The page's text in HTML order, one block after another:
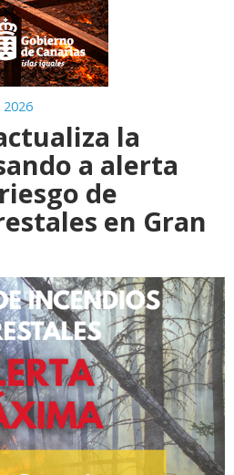
la
a alerta
de
en Gran